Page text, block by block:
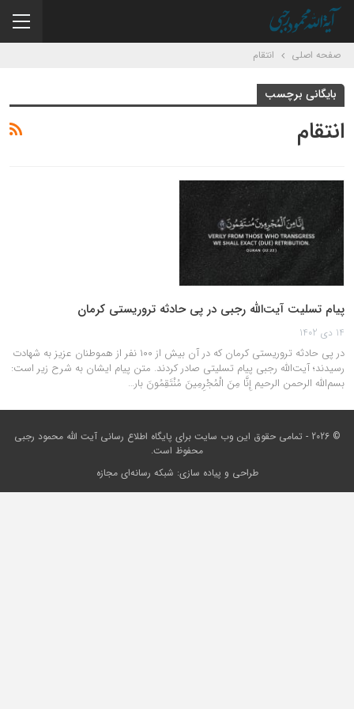
صفحه اصلی انتقام
بایگانی برچسب
انتقام
پیام تسلیت آیت‌الله رجبی در پی حادثه تروریستی کرمان
14 دی 1402
در پی حادثه تروریستی کرمان که در آن بیش از ۱۰۰ نفر از هموطنان عزیز به شهادت
رسیدند؛ آیت‌الله رجبی پیام تسلیتی صادر کردند. متن پیام ایشان به شرح زیر است:
بسم‌الله الرحمن الرحیم إِنَّا مِنَ الْمُجْرِمِينَ مُنْتَقِمُونَ بار…
© 2026 - تمامی حقوق این وب سایت برای
پایگاه اطلاع رسانی آیت الله محمود رجبی
محفوظ است.
طراحی و پیاده سازی: شبکه رسانه‌ای مجازه